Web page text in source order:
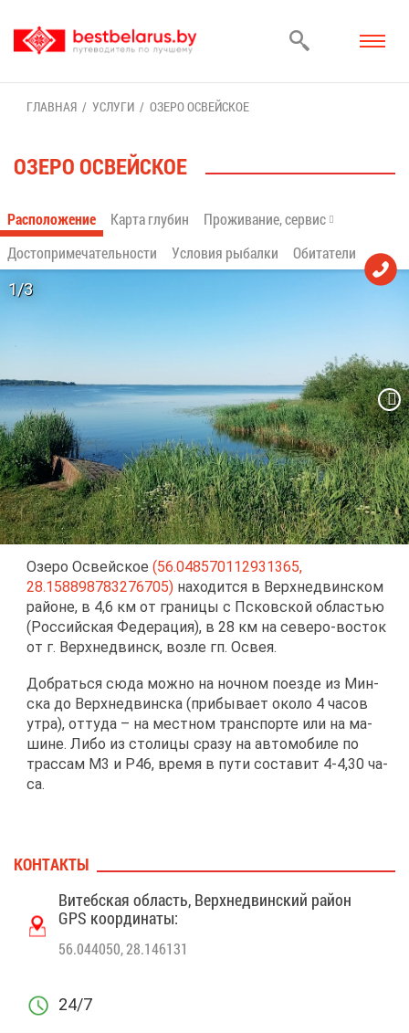
ГЛАВ­НАЯ УСЛУ­ГИ ОЗЕ­РО ОСВЕЙ­СКОЕ
ОЗЕ­РО ОСВЕЙ­СКОЕ
Рас­по­ло­же­ние Кар­та глу­бин
Про­жи­ва­ние, сер­вис
До­сто­при­ме­ча­тель­но­сти
Усло­вия ры­бал­ки Оби­та­те­ли
Озе­ро Освей­ское (56.048570112931365,
28.158898783276705) на­хо­дит­ся в Верх­не­двин­ском
рай­оне, в 4,6 км от гра­ни­цы с Псков­ской об­ла­стью
(Рос­сий­ская Фе­де­ра­ция), в 28 км на се­ве­ро-во­сток
от г. Верх­не­двинск, воз­ле гп. Освея.
До­брать­ся сю­да мож­но на ноч­ном по­ез­де из Мин­
ска до Верх­не­двин­ска (при­бы­ва­ет око­ло 4 ча­сов
утра), от­ту­да – на мест­ном транс­пор­те или на ма­
шине. Ли­бо из сто­ли­цы сра­зу на ав­то­мо­би­ле по
трас­сам М3 и Р46, вре­мя в пу­ти со­ста­вит 4-4,30 ча­
са.
1/3
КОН­ТАК­ТЫ
Ви­теб­ская об­ласть, Верх­не­двин­ский рай­он
GPS ко­ор­ди­на­ты:
56.044050, 28.146131
24/7